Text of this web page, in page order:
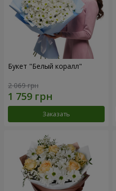
Букет "Белый коралл"
2 069 грн
Заказать